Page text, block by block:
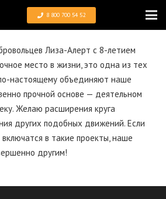
8 800 700 54 52
Лиза-Алерт с 8-летием
место в жизни, это одна из тех
настоящему объединяют наше
прочной основе — деятельном
Желаю расширения круга
других подобных движений. Если
в такие проекты, наше
другим!